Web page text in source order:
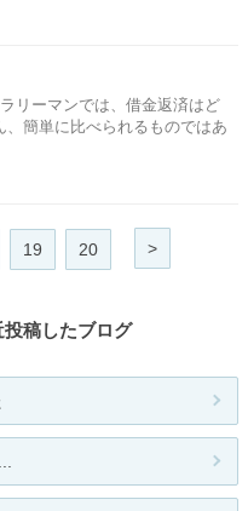
リーマンでは、借金返済はど
簡単に比べられるものではあ
19 20 >
稿したブログ